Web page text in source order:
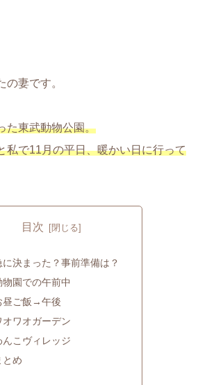
の妻です。
た東武動物公園。
私で11月の平日、暖かい日に行って
目次
に決まった？事前準備は？
物園での午前中
昼ご飯→午後
オワオガーデン
んこヴィレッジ
とめ